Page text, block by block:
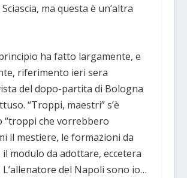
ma questa è un’altra
ha fatto largamente, e
riferimento ieri sera
del dopo-partita di Bologna
“Troppi, maestri” s’è
“troppi che vorrebbero
il mestiere, le formazioni da
modulo da adottare, eccetera
del Napoli sono io…